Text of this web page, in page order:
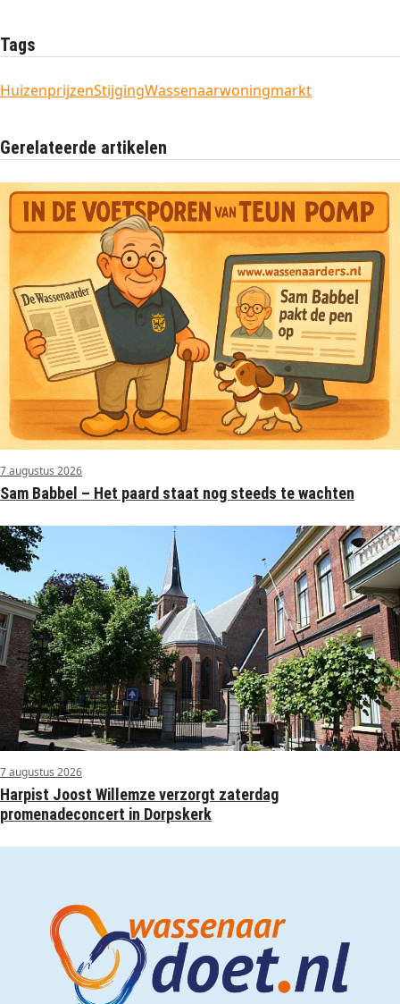
Tags
HuizenprijzenStijgingWassenaarwoningmarkt
Gerelateerde artikelen
7 augustus 2026
Sam Babbel – Het paard staat nog steeds te wachten
7 augustus 2026
Harpist Joost Willemze verzorgt zaterdag
promenadeconcert in Dorpskerk